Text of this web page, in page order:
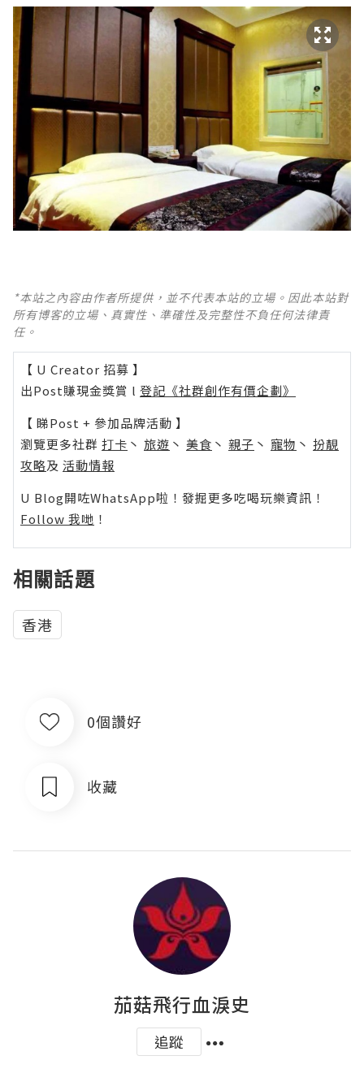
*本站之內容由作者所提供，並不代表本站的立場。因此本站對
所有博客的立場、真實性、準確性及完整性不負任何法律責
任。
【 U Creator 招募 】
出Post賺現金獎賞 l 登記《社群創作有價企劃》
【 睇Post + 參加品牌活動 】
瀏覽更多社群 打卡 丶 旅遊 丶 美食 丶 親子 丶 寵物 丶 扮靚
攻略及 活動情報
U Blog開咗WhatsApp啦！發掘更多吃喝玩樂資訊！
Follow 我哋 ！
相關話題
香港
0個讚好
收藏
茄菇飛行血淚史
追蹤